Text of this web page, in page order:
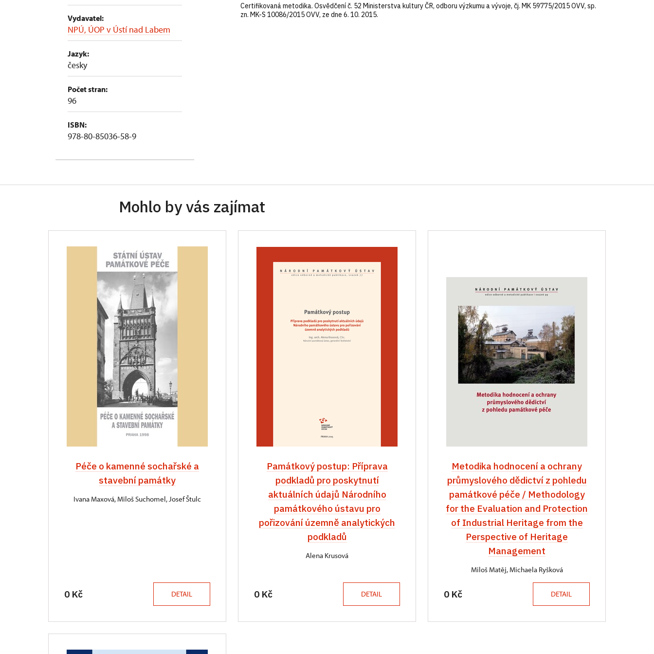
Vydavatel:
NPÚ, ÚOP v Ústí nad Labem
Jazyk:
česky
Počet stran:
96
ISBN:
978-80-85036-58-9
Certifikovaná metodika. Osvědčení č. 52 Ministerstva kultury ČR, odboru výzkumu a vývoje, čj. MK 59775/2015 OVV, sp.
zn. MK-S 10086/2015 OVV, ze dne 6. 10. 2015.
Mohlo by vás zajímat
Péče o kamenné sochařské a
stavební památky
Ivana Maxová, Miloš Suchomel, Josef Štulc
0 Kč DETAIL
Památkový postup: Příprava
podkladů pro poskytnutí
aktuálních údajů Národního
památkového ústavu pro
pořizování územně analytických
podkladů
Alena Krusová
0 Kč DETAIL
Metodika hodnocení a ochrany
průmyslového dědictví z pohledu
památkové péče / Methodology
for the Evaluation and Protection
of Industrial Heritage from the
Perspective of Heritage
Management
Miloš Matěj, Michaela Ryšková
0 Kč DETAIL